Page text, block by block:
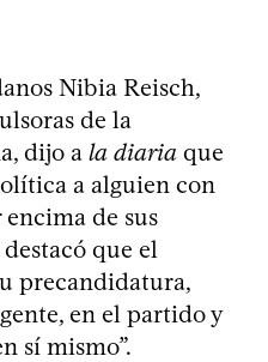
Nibia Reisch,
de la
dijo a la diaria que
a alguien con
de sus
que el
precandidatura,
en el partido y
sí mismo”.